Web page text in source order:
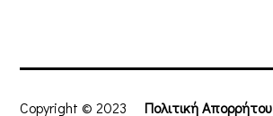
Copyright © 2023Πολιτική Απορρήτου